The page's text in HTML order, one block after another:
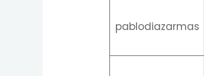
pablodiazarmas